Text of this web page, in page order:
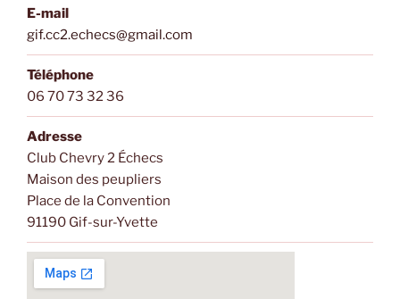
E-mail
gif.cc2.echecs@gmail.com
Téléphone
06 70 73 32 36
Adresse
Club Chevry 2 Échecs
Maison des peupliers
Place de la Convention
91190 Gif-sur-Yvette